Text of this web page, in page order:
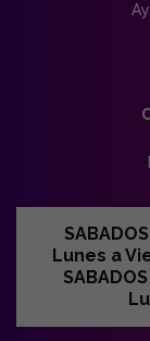
Lunes a